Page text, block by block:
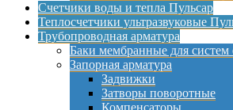
Счетчики воды и тепла Пульсар
Теплосчетчики ультразвуковые
Трубопроводная арматура
Баки мембранные для систем
Запорная арматура
Задвижки
Затворы поворотные
Компенсаторы